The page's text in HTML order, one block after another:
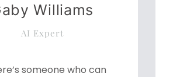
Williams
AI Expert
someone who can